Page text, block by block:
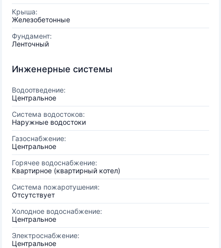
Крыша:
Железобетонные
Фундамент:
Ленточный
Инженерные системы
Водоотведение:
Центральное
Система водостоков:
Наружные водостоки
Газоснабжение:
Центральное
Горячее водоснабжение:
Квартирное (квартирный котел)
Система пожаротушения:
Отсутствует
Холодное водоснабжение:
Центральное
Электроснабжение:
Центральное